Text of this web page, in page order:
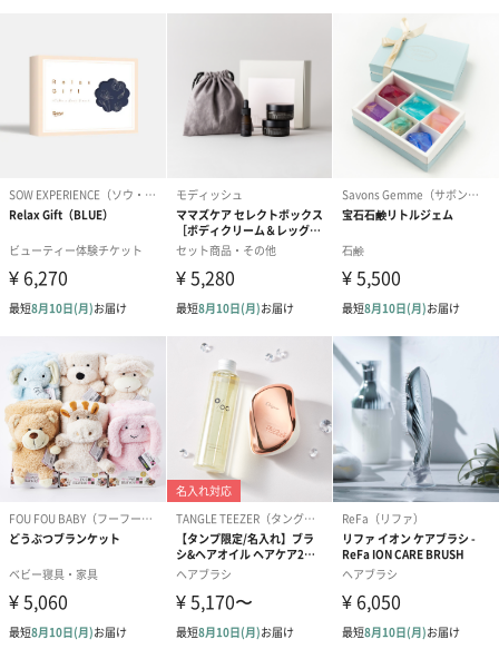
（2,580円）
ブーケ（ブルー）
（2,580円）
アミュレット
ク）（1,500
ぬいぐるみ
誕生日・記念日・出産祝いなどのシーンにおすすめです。
フラワーテディベア
（2,390円）
テディベア（バニラ）
（1,760円）
テディベア（
ル）（1,760円